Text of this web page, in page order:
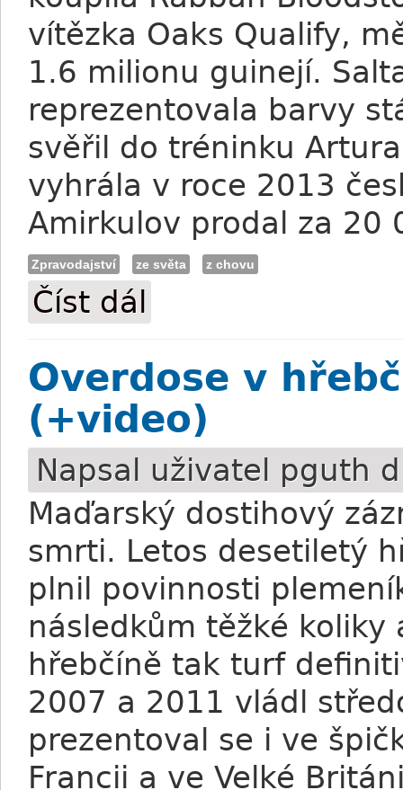
vítězka Oaks Qualify,
1.6 milionu guinejí.
reprezentovala barvy
svěřil do tréninku
vyhrála v roce 2013
Amirkulov prodal za 20
Zpravodajství ze světa z chovu
Číst dál
Overdose v
(+video)
Napsal uživatel pguth
Maďarský dostihový
smrti. Letos desetiletý
plnil povinnosti
následkům těžké koliky
hřebčíně tak turf
2007 a 2011 vládl
prezentoval se i ve
Francii a ve Velké